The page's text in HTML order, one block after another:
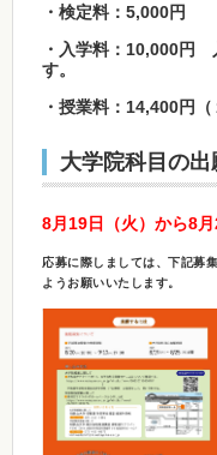
・検定料：5,000円
・入学料：10,000円
す。
・授業料：14,400円（
大学院科目の出
8月19日（火）から8
応募に際しましては、下記募
ようお願いいたします。